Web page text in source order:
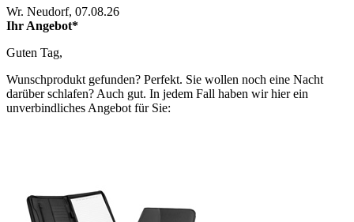
Wr. Neudorf, 07.08.26
Ihr Angebot*
Guten Tag,
Wunschprodukt gefunden? Perfekt. Sie wollen noch eine Nacht
darüber schlafen? Auch gut. In jedem Fall haben wir hier ein
unverbindliches Angebot für Sie: